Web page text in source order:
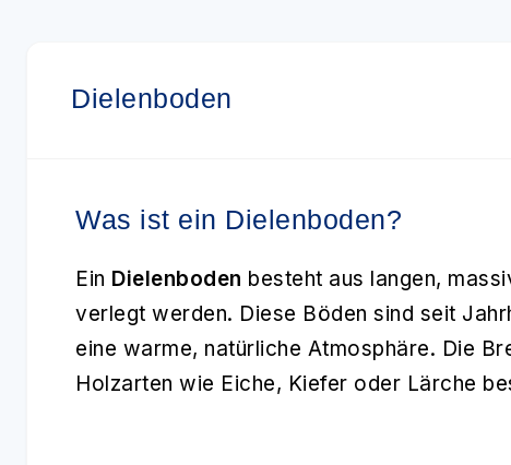
Dielenboden
Was ist ein Dielenboden?
Ein Dielenboden besteht aus langen,
verlegt werden. Diese Böden sind seit
eine warme, natürliche Atmosphäre. Die
Holzarten wie Eiche, Kiefer oder Lärche